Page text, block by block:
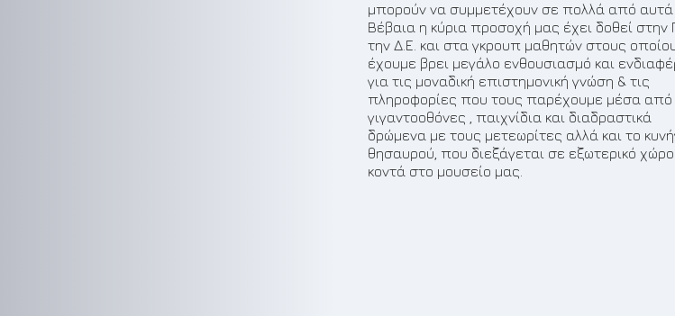
μπορούν να συμμετέχουν σε πολλά από αυτά .
Βέβαια η κύρια προσοχή μας έχει δοθεί στην
την Δ.Ε. και στα γκρουπ μαθητών στους
έχουμε βρει μεγάλο ενθουσιασμό και
για τις μοναδική επιστημονική γνώση & τις
πληροφορίες που τους παρέχουμε μέσα από
γιγαντοοθόνες , παιχνίδια και διαδραστικά
δρώμενα με τους μετεωρίτες αλλά και το
θησαυρού, που διεξάγεται σε εξωτερικό χώρο
κοντά στο μουσείο μας.